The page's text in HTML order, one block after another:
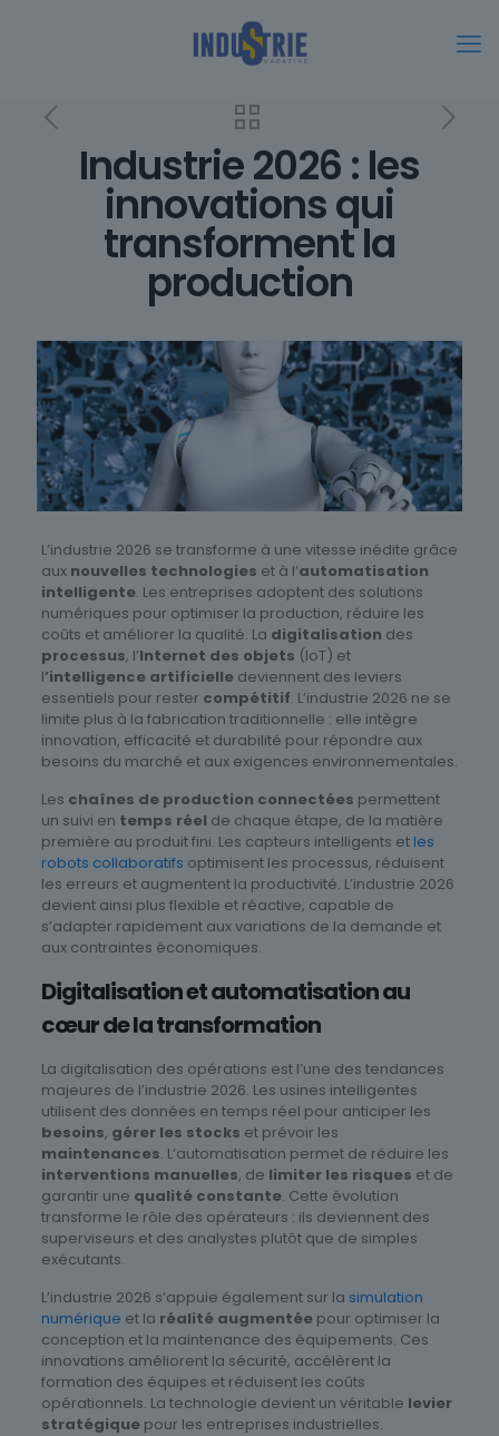
Industrie 2026 : les
innovations qui
transforment la
production
L’industrie 2026 se transforme à une vitesse inédite grâce
aux nouvelles technologies et à l’automatisation
intelligente. Les entreprises adoptent des solutions
numériques pour optimiser la production, réduire les
coûts et améliorer la qualité. La digitalisation des
processus, l’Internet des objets (IoT) et
l’intelligence artificielledeviennent des leviers
essentiels pour rester compétitif. L’industrie 2026 ne se
limite plus à la fabrication traditionnelle : elle intègre
innovation, efficacité et durabilité pour répondre aux
besoins du marché et aux exigences environnementales.
Les chaînes de production connectées permettent
un suivi en temps réel de chaque étape, de la matière
première au produit fini. Les capteurs intelligents et les
robots collaboratifs optimisent les processus, réduisent
les erreurs et augmentent la productivité. L’industrie 2026
devient ainsi plus flexible et réactive, capable de
s’adapter rapidement aux variations de la demande et
aux contraintes économiques.
Digitalisation et automatisation au
cœur de la transformation
La digitalisation des opérations est l’une des tendances
majeures de l’industrie 2026. Les usines intelligentes
utilisent des données en temps réel pour anticiper les
besoins, gérer les stocks et prévoir les
maintenances. L’automatisation permet de réduire les
interventions manuelles, de limiter les risques et de
garantir une qualité constante. Cette évolution
transforme le rôle des opérateurs : ils deviennent des
superviseurs et des analystes plutôt que de simples
exécutants.
L’industrie 2026 s’appuie également sur la simulation
numérique et la réalité augmentée pour optimiser la
conception et la maintenance des équipements. Ces
innovations améliorent la sécurité, accélèrent la
formation des équipes et réduisent les coûts
opérationnels. La technologie devient un véritable levier
stratégiquepour les entreprises industrielles.